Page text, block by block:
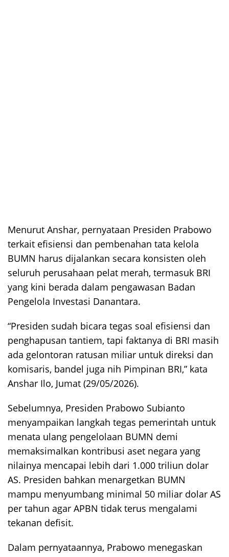
Menurut Anshar, pernyataan Presiden Prabowo
terkait efisiensi dan pembenahan tata kelola
BUMN harus dijalankan secara konsisten oleh
seluruh perusahaan pelat merah, termasuk BRI
yang kini berada dalam pengawasan Badan
Pengelola Investasi Danantara.
“Presiden sudah bicara tegas soal efisiensi dan
penghapusan tantiem, tapi faktanya di BRI masih
ada gelontoran ratusan miliar untuk direksi dan
komisaris, bandel juga nih Pimpinan BRI,” kata
Anshar Ilo, Jumat (29/05/2026).
Sebelumnya, Presiden Prabowo Subianto
menyampaikan langkah tegas pemerintah untuk
menata ulang pengelolaan BUMN demi
memaksimalkan kontribusi aset negara yang
nilainya mencapai lebih dari 1.000 triliun dolar
AS. Presiden bahkan menargetkan BUMN
mampu menyumbang minimal 50 miliar dolar AS
per tahun agar APBN tidak terus mengalami
tekanan defisit.
Dalam pernyataannya, Prabowo menegaskan